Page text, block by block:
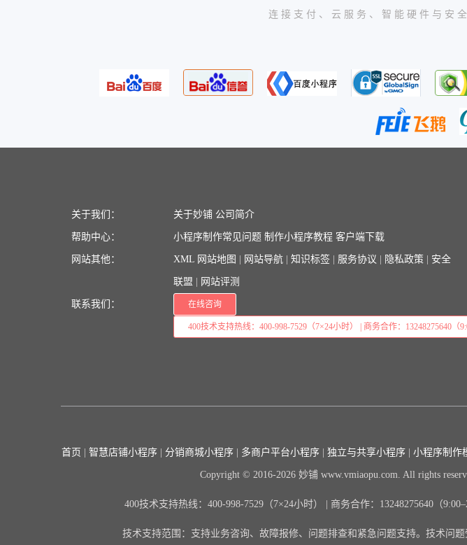
连接支付、云服务、智能硬件与安
关于我们： 关于妙铺 公司简介
帮助中心： 小程序制作常见问题 制作小程序教程 客户端下载
网站其他： XML 网站地图 | 网站导航 | 知识标签 | 服务协议 | 隐私政策 | 安全
联盟 | 网站评测
联系我们： 在线咨询
400技术支持热线：400-998-7529（7×24小时） | 商务合作：13248275640（
首页 智慧店铺小程序 分销商城小程序 多商户平台小程序 独立与共享小程序 小程序制作
Copyright © 2016-2026 妙铺 www.vmiaopu.com. All rights
400技术支持热线：400-998-7529（7×24小时） | 商务合作：13248275640（
技术支持范围：支持业务咨询、故障报修、问题排查和紧急问题支持。技术问